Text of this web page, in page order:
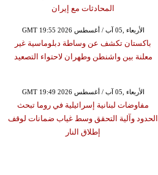
المحادثات مع إيران
GMT 19:55 2026 الأربعاء ,05 آب / أغسطس
باكستان تكشف عن وساطة دبلوماسية غير
معلنة بين واشنطن وطهران لاحتواء التصعيد
GMT 19:49 2026 الأربعاء ,05 آب / أغسطس
مفاوضات لبنانية إسرائيلية في روما تبحث
الحدود وآلية التحقق وسط غياب ضمانات لوقف
إطلاق النار